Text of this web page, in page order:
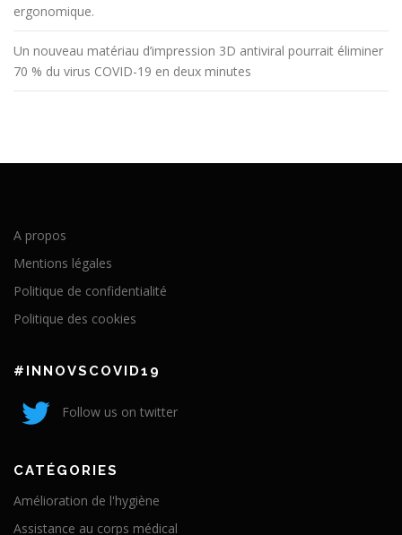
ergonomique.
Un nouveau matériau d’impression 3D antiviral pourrait éliminer
70 % du virus COVID-19 en deux minutes
A propos
Mentions légales
Politique de confidentialité
Politique des cookies
#INNOVSCOVID19
Follow us on twitter
CATÉGORIES
Amélioration de l'hygiène
Assistance au corps médical